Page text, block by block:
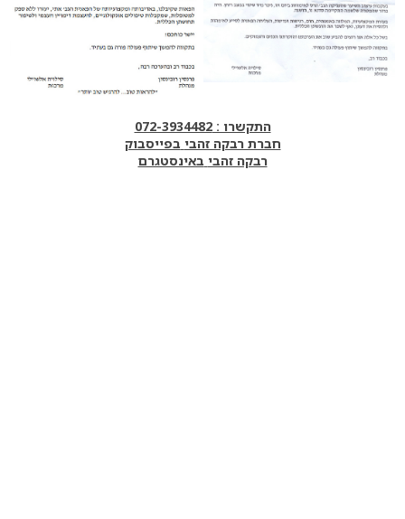
התקשרו :072-3934482
חברת רבקה זהבי בפייסבוק
רבקה זהבי באינסטגרם